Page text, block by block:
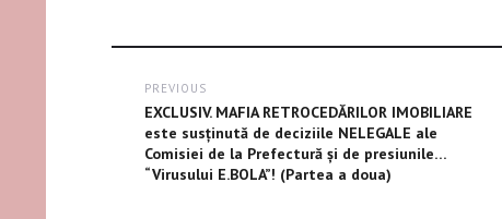
Post
navigation
PREVIOUS
Previous
post:
EXCLUSIV. MAFIA RETROCEDĂRILOR IMOBILIARE
este susţinută de deciziile NELEGALE ale
Comisiei de la Prefectură şi de presiunile…
“Virusului E.BOLA”! (Partea a doua)